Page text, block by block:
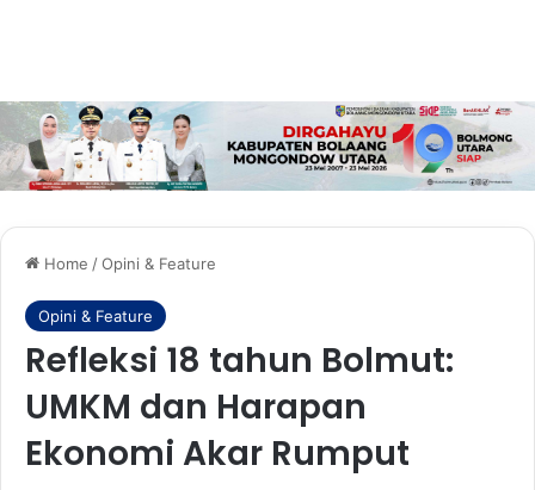
Home /Opini & Feature
Opini & Feature
Refleksi 18 tahun Bolmut:
UMKM dan Harapan
Ekonomi Akar Rumput